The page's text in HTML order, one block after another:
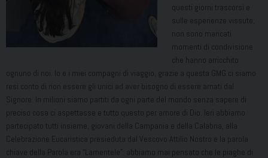
questi giorni trascorsi e
sulle esperienze vissute;
non sono mancati
momenti di condivisione
che hanno arricchito
ognuno di noi. Io e i miei compagni di viaggio, grazie a questa GMG ci siamo
resi conto di non essere gli unici ad aver bisogno di essere amati dal
Signore. In milioni siamo partiti da ogni parte del mondo senza sapere di
preciso cosa ci aspettasse e tutto questo per amore di Dio. Ieri abbiamo
partecipato tutti insieme, giovani della Campania e della Calabria, alla
Celebrazione Eucaristica presieduta dal Vescovo Attilio Nostro e la parola
chiave della Parola era “Lamentele”: abbiamo mai pensato che le piaghe di